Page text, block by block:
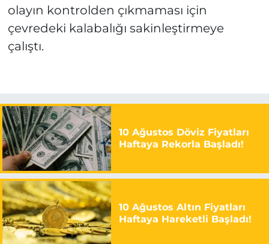
olayın kontrolden çıkmaması için
çevredeki kalabalığı sakinleştirmeye
çalıştı.
10 Ağustos Döviz Fiyatları
Haftaya Rekorla Başladı!
10 Ağustos Altın Fiyatları
Haftaya Hareketli Başladı!